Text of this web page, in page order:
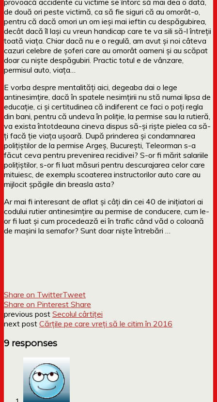
de două ori peste victimă, ca să fie siguri că au omorât-o,
pentru că dacă omori un om ieși mai ieftin cu despăgubirea,
decât dacă îl lași cu vreun handicap care te va sili să-l întreții
toată viața. Chiar dacă nu e o regulă, am avut și noi câteva
cazuri celebre de șoferi care au omorât oameni și au scăpat
doar cu niște despăgubiri. Practic totul e de vânzare,
permisul auto, viața…
E vorba despre mentalități aici, degeaba dai o lege
antinesimțire, dacă în spatele nesimțirii nu stă numai lipsa de
educație, ci și certitudinea că indiferent ce faci o poți regla
din bani, pentru că undeva în poliție, la permise sau la rutieră,
va exista întotdeauna cineva dispus să-și riște pielea ca să-
ți facă ție viața ușoară. După prinderea și condamnarea
polițiștilor de la permise Argeș, București, Teleorman s-a
făcut ceva pentru prevenirea recidivei? S-or fi mărit salariile
polițiștilor, s-or fi luat măsuri pentru descurajarea celor care
mituiesc, de exemplu scoaterea instructorilor auto care au
mijlocit șpăgile din breasla asta?
Ar mai fi interesant de aflat și câți din cei 40 de inițiatori ai
codului rutier antinesimțire au permise de conducere, cum le-
or fi luat și cum procedează ei în trafic când văd o coloană
de mașini la semafor? Sunt doar niște întrebări …
Share on TwitterTweet
Share on Pinterest Share
previous post Secolul cârtiței
next post Cărțile pe care vreți să le citim în 2016
9 responses